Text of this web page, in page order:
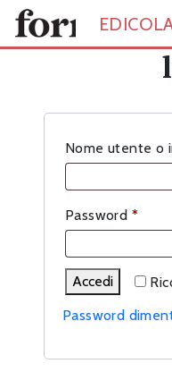
Skip to main content
Nome utente o
Password *
Accedi
Password